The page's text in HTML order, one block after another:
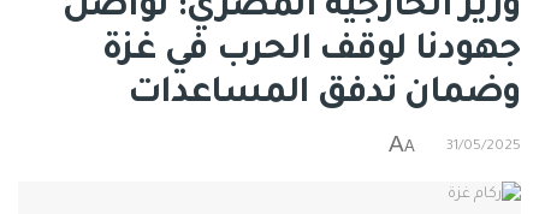
وزير الخارجية المصري: نواصل
جهودنا لوقف الحرب في غزة
وضمان تدفق المساعدات
31/05/2025
A
A